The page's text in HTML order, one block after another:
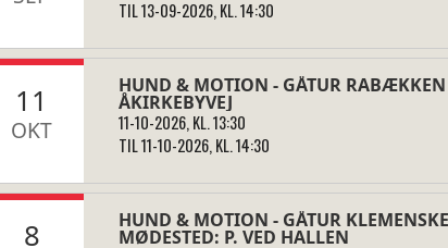
TIL 13-09-2026, KL. 14:30
11
OKT
HUND & MOTION - GÅTUR
ÅKIRKEBYVEJ
11-10-2026, KL. 13:30
TIL 11-10-2026, KL. 14:30
8 HUND & MOTION - GÅTUR
MØDESTED: P. VED HALLEN